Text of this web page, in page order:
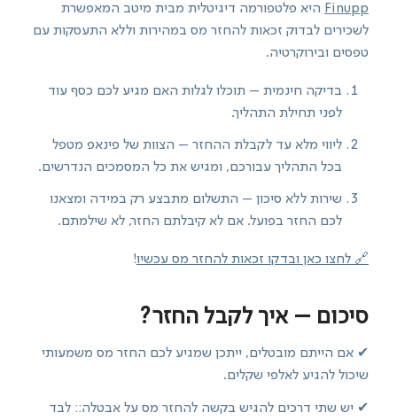
Finupp היא פלטפורמה דיגיטלית מבית מיטב המאפשרת
לשכירים לבדוק זכאות להחזר מס במהירות וללא התעסקות עם
טפסים ובירוקרטיה.
בדיקה חינמית – תוכלו לגלות האם מגיע לכם כסף עוד
לפני תחילת התהליך.
ליווי מלא עד לקבלת ההחזר – הצוות של פינאפ מטפל
בכל התהליך עבורכם, ומגיש את כל המסמכים הנדרשים.
שירות ללא סיכון – התשלום מתבצע רק במידה ומצאנו
לכם החזר בפועל. אם לא קיבלתם החזר, לא שילמתם.
🔗 לחצו כאן ובדקו זכאות להחזר מס עכשיו!
סיכום – איך לקבל החזר?
✔ אם הייתם מובטלים, ייתכן שמגיע לכם החזר מס משמעותי
שיכול להגיע לאלפי שקלים.
✔ יש שתי דרכים להגיש בקשה להחזר מס על אבטלה:: לבד